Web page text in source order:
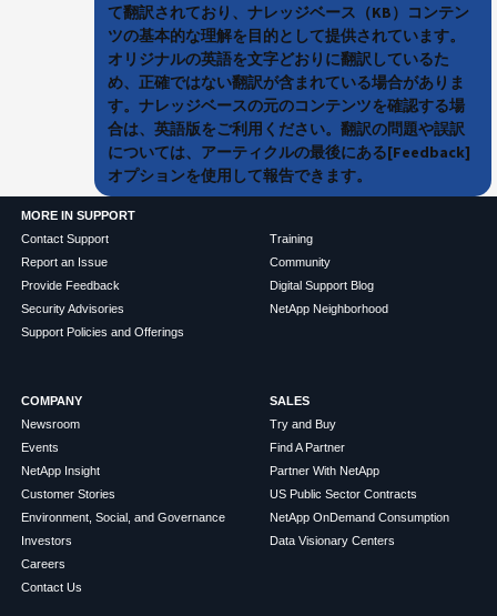
て翻訳されており、ナレッジベース（KB）コンテン
ツの基本的な理解を目的として提供されています。
オリジナルの英語を文字どおりに翻訳しているた
め、正確ではない翻訳が含まれている場合がありま
す。ナレッジベースの元のコンテンツを確認する場
合は、英語版をご利用ください。翻訳の問題や誤訳
については、アーティクルの最後にある[Feedback]
オプションを使用して報告できます。
MORE IN SUPPORT
Contact Support
Report an Issue
Provide Feedback
Security Advisories
Support Policies and Offerings
Training
Community
Digital Support Blog
NetApp Neighborhood
COMPANY
Newsroom
Events
NetApp Insight
Customer Stories
Environment, Social, and Governance
Investors
Careers
Contact Us
SALES
Try and Buy
Find A Partner
Partner With NetApp
US Public Sector Contracts
NetApp OnDemand Consumption
Data Visionary Centers